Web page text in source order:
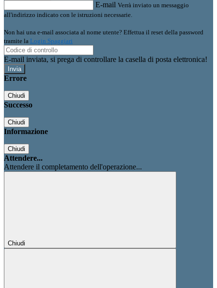
E-mail Verrà inviato un messaggio
all'indirizzo indicato con le istruzioni necessarie.
Non hai una e-mail associata al nome utente? Effettua il reset della password
tramite la Login Spaggiari
E-mail inviata, si prega di controllare la casella di posta elettronica!
Errore
Chiudi
Successo
Chiudi
Informazione
Chiudi
Attendere...
Attendere il completamento dell'operazione...
Chiudi